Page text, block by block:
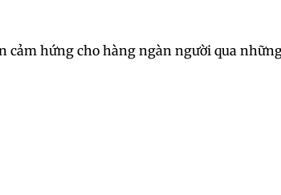
hứng cho hàng ngàn người qua những